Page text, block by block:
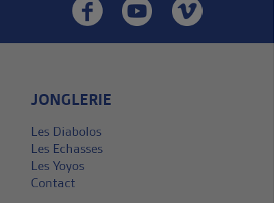
JONGLERIE
Les Diabolos
Les Echasses
Les Yoyos
Contact